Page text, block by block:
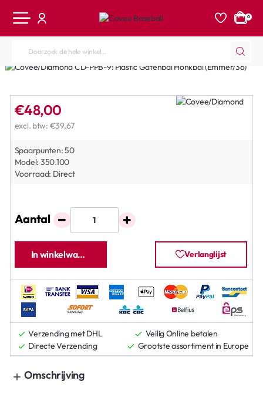
0
Doorzoek
de
winkel...
Spaarpunten:50
Model: 350.100
Voorraad: Direct
€48,00
excl. btw: €39,67
Aantal
In winkelwagen Verlanglijst
Verzending met DHL
Veilig Online betalen
Directe Verzending
Grootste assortiment in Europe
Omschrijving